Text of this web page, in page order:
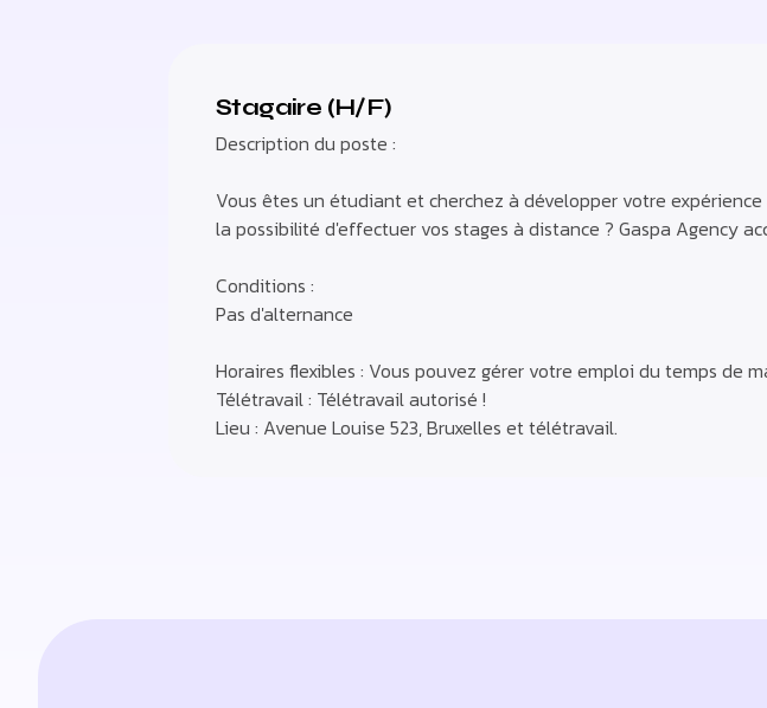
Stagaire (H/F)
Description du poste :
Vous êtes un étudiant et cherchez à développer votre
la possibilité d'effectuer vos stages à distance ? Gaspa Agency
Conditions :
Pas d'alternance
Horaires flexibles : Vous pouvez gérer votre emploi du temps de
Télétravail : Télétravail autorisé !
Lieu : Avenue Louise 523, Bruxelles et télétravail.